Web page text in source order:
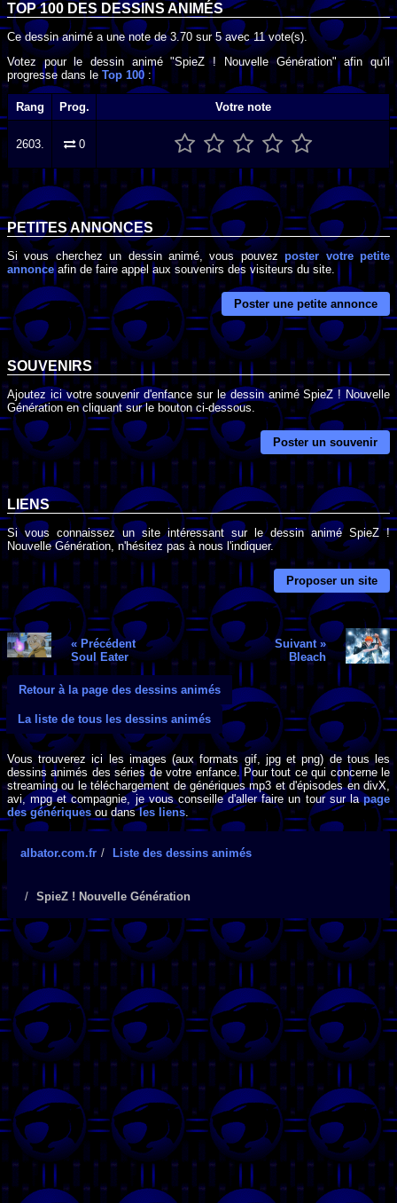
TOP 100 DESDESSINS ANIMÉS
Ce dessin animé a une note de3.70 sur5avec11vote(s).
Votez pour le dessin animé "SpieZ ! Nouvelle Génération" afin qu'il
progresse dans le Top 100 :
Rang Prog. Votre note
2603. 0
PETITES ANNONCES
Si vous cherchez un dessin animé, vous pouvezposter votre petite
annonceafin de faire appel aux souvenirs des visiteurs du site.
Poster une petite annonce
SOUVENIRS
Ajoutez ici votre souvenir d'enfance sur le dessin animé SpieZ ! Nouvelle
Génération en cliquant sur le bouton ci-dessous.
Poster un souvenir
LIENS
Si vous connaissez un site intéressant sur le dessin animé SpieZ !
Nouvelle Génération, n'hésitez pas à nous l'indiquer.
Proposer un site
« Précédent
Soul Eater
Suivant »
Bleach
Retour à la page des dessins animés
La liste de tous les dessins animés
Vous trouverez ici les images (aux formats gif, jpg et png) de tous les
dessins animés des séries de votre enfance. Pour tout ce qui concerne le
streaming ou le téléchargement de génériques mp3 et d'épisodes en divX,
avi, mpg et compagnie, je vous conseille d'aller faire un tour sur lapage
des génériques ou dansles liens.
albator.com.fr Liste des dessins animés
SpieZ ! Nouvelle Génération